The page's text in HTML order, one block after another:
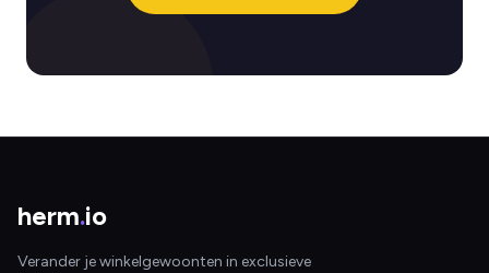
herm.io
Verander je winkelgewoonten in exclusieve